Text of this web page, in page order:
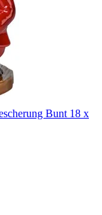
Bunt 18 x